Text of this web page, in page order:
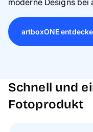
moderne Designs bei
artboxONE
Schnell und
Fotoprodukt